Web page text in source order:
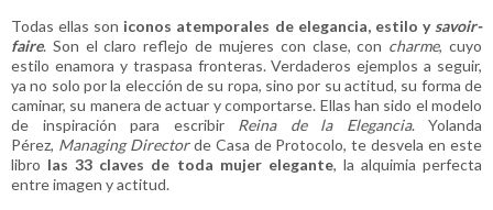
Todas ellas son iconos atemporales de elegancia, estilo y savoir-
faire. Son el claro reflejo de mujeres con clase, con charme, cuyo
estilo enamora y traspasa fronteras. Verdaderos ejemplos a seguir,
ya no solo por la elección de su ropa, sino por su actitud, su forma de
caminar, su manera de actuar y comportarse. Ellas han sido el modelo
de inspiración para escribir Reina de la Elegancia. Yolanda
Pérez, Managing Directorde Casa de Protocolo, te desvela en este
libro las 33 claves de toda mujer elegante, la alquimia perfecta
entre imagen y actitud.